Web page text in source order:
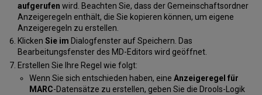
aufgerufen wird. Beachten Sie, dass der Gemeinschaftsordner
Anzeigeregeln enthält, die Sie kopieren können, um eigene
Anzeigeregeln zu erstellen.
Klicken Sie im Dialogfenster auf Speichern. Das
Bearbeitungsfenster des MD-Editors wird geöffnet.
Erstellen Sie Ihre Regel wie folgt:
Wenn Sie sich entschieden haben, eine Anzeigeregel für
MARC-Datensätze zu erstellen, geben Sie die Drools-Logik